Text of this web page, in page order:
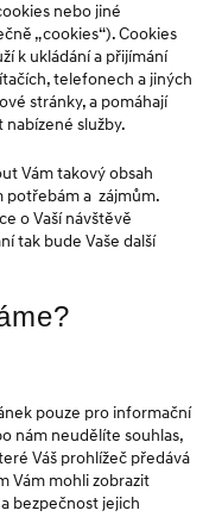
nebo jiné
„cookies“). Cookies
k ukládání a přijímání
telefonech a jiných
stránky, a pomáhají
služby.
Vám takový obsah
potřebám a zájmům.
o Vaší návštěvě
tak bude Vaše další
pouze pro informační
nám neudělíte souhlas,
Váš prohlížeč předává
Vám mohli zobrazit
bezpečnost jejich